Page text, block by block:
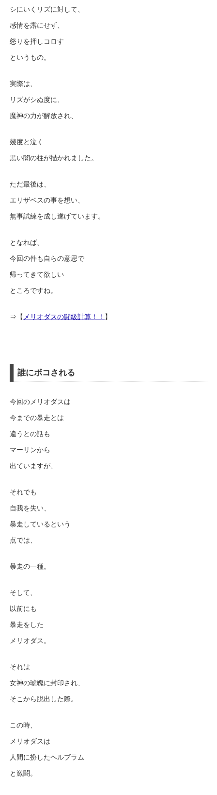
シにいくリズに対して、
感情を露にせず、
怒りを押しコロす
というもの。
実際は、
リズがシぬ度に、
魔神の力が解放され、
幾度と泣く
黒い闇の柱が描かれました。
ただ最後は、
エリザベスの事を想い、
無事試練を成し遂げています。
となれば、
今回の件も自らの意思で
帰ってきて欲しい
ところですね。
⇒【 メリオダスの闘級計算！！ 】
誰にボコされる
今回のメリオダスは
今までの暴走とは
違うとの話も
マーリンから
出ていますが、
それでも
自我を失い、
暴走しているという
点では、
暴走の一種。
そして、
以前にも
暴走をした
メリオダス。
それは
女神の琥魄に封印され、
そこから脱出した際。
この時、
メリオダスは
人間に扮したヘルブラム
と激闘。